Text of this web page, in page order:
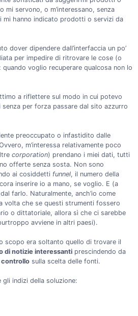
mi servono, o m’interessano, senza
mi hanno indicato prodotti o servizi da
dover dipendere dall’interfaccia un po’
per impedire di ritrovare le cose (o
quando voglio recuperare qualcosa non lo
a riflettere sul modo in cui potevo
per forza passare dal sito azzurro
preoccupato o infastidito dalle
m’interessa relativamente poco
corporation) prendano i miei dati, tutti
offerte senza sosta. Non sono
ai cosiddetti funnel, il numero della
inserire io a mano, se voglio. E (a
farlo. Naturalmente, anch’io come
volta che se questi strumenti fossero
o dittatoriale, allora sì che ci sarebbe
avviene in altri paesi).
scopo era soltanto quello di trovare il
di notizie interessanti prescindendo da
controllo sulla scelta delle fonti.
indizi della soluzione: